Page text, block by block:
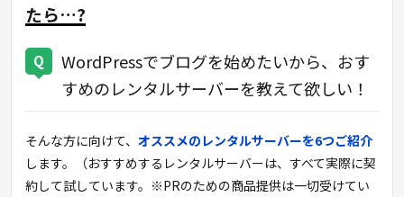
たら…?
WordPressでブログを始めたいから、おす
すめのレンタルサーバーを教えて欲しい！
そんな方に向けて、 オススメのレンタルサーバーを6つご紹介
します。（おすすめするレンタルサーバーは、すべて実際に契
約して試しています。※PRのための商品提供は一切受けてい